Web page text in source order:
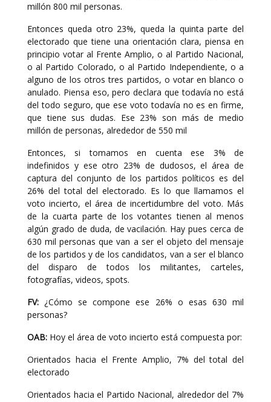
millón 800 mil personas.
Entonces queda otro 23%, queda la quinta parte del
electorado que tiene una orientación clara, piensa en
principio votar al Frente Amplio, o al Partido Nacional,
o al Partido Colorado, o al Partido Independiente, o a
alguno de los otros tres partidos, o votar en blanco o
anulado. Piensa eso, pero declara que todavía no está
del todo seguro, que ese voto todavía no es en firme,
que tiene sus dudas. Ese 23% son más de medio
millón de personas, alrededor de 550 mil
Entonces, si tomamos en cuenta ese 3% de
indefinidos y ese otro 23% de dudosos, el área de
captura del conjunto de los partidos políticos es del
26% del total del electorado. Es lo que llamamos el
voto incierto, el área de incertidumbre del voto. Más
de la cuarta parte de los votantes tienen al menos
algún grado de duda, de vacilación. Hay pues cerca de
630 mil personas que van a ser el objeto del mensaje
de los partidos y de los candidatos, van a ser el blanco
del disparo de todos los militantes, carteles,
fotografías, videos, spots.
FV: ¿Cómo se compone ese 26% o esas 630 mil
personas?
OAB: Hoy el área de voto incierto está compuesta por:
Orientados hacia el Frente Amplio, 7% del total del
electorado
Orientados hacia el Partido Nacional, alrededor del 7%